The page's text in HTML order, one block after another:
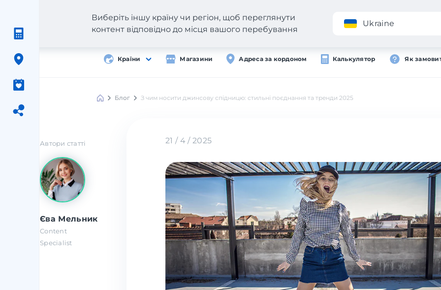
Додаток
Країни Магазини Адреса за кордоном Калькулятор Як
Виберіть іншу країну чи регіон, щоб переглянути
контент відповідно до місця вашого перебування
Ukraine
Блог З чим носити джинсову спідницю: стильні поєднання та тренди 2025
21 / 4 / 2025
Автори статті
Єва Мельник
Content
Specialist